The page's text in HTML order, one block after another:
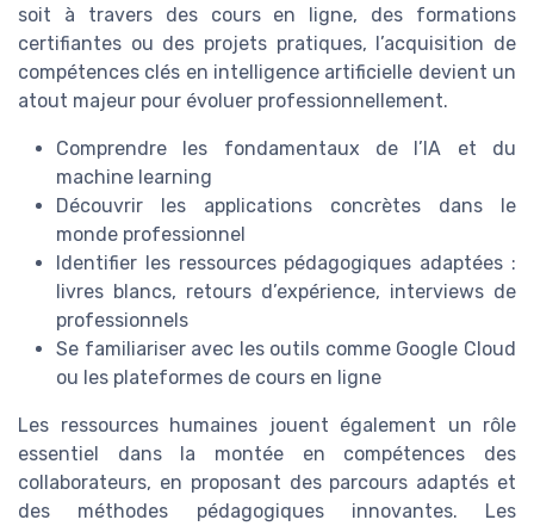
soit à travers des cours en ligne, des formations
certifiantes ou des projets pratiques, l’acquisition de
compétences clés en intelligence artificielle devient un
atout majeur pour évoluer professionnellement.
Comprendre les fondamentaux de l’IA et du
machine learning
Découvrir les applications concrètes dans le
monde professionnel
Identifier les ressources pédagogiques adaptées :
livres blancs, retours d’expérience, interviews de
professionnels
Se familiariser avec les outils comme Google Cloud
ou les plateformes de cours en ligne
Les ressources humaines jouent également un rôle
essentiel dans la montée en compétences des
collaborateurs, en proposant des parcours adaptés et
des méthodes pédagogiques innovantes. Les